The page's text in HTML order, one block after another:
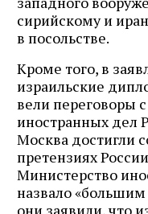
сирийскому и
в посольстве.
Кроме того, в
израильские
вели переговоры
иностранных дел
Москва достигли
претензиях
Министерство
назвало
они заявили, что